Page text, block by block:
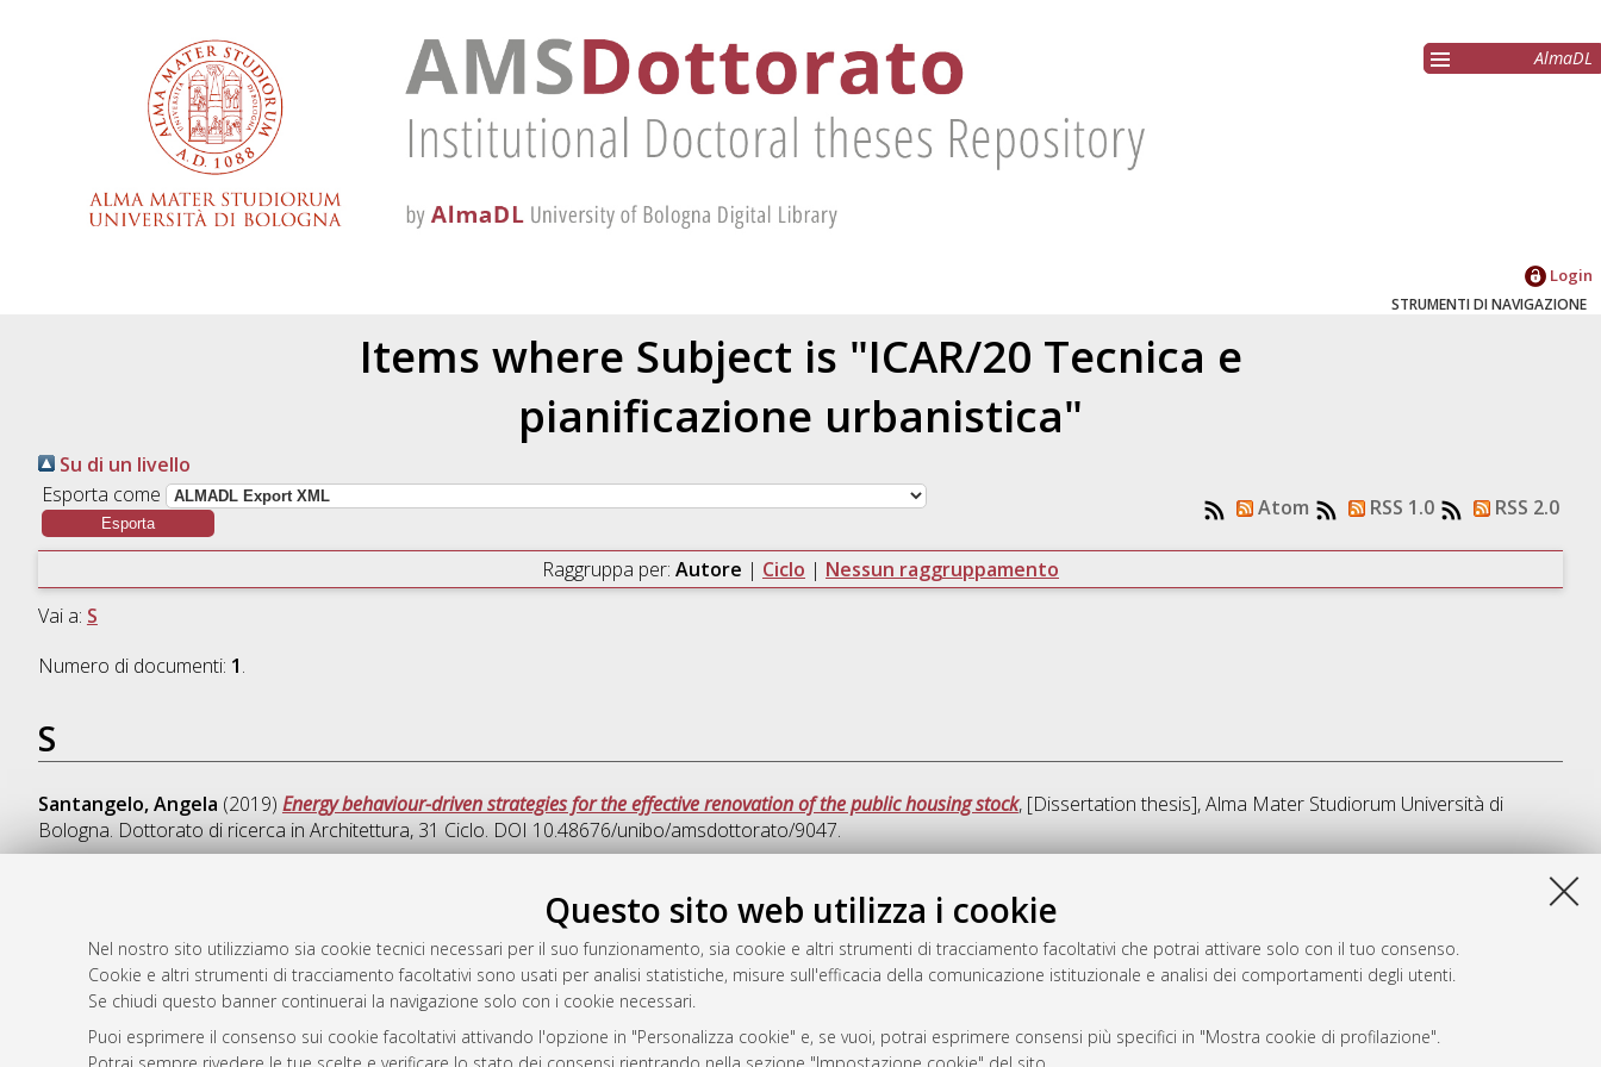
Questo sito web utilizza i cookie
Nel nostro sito utilizziamo sia cookie tecnici necessari per il suo funzionamento, sia cookie e altri strumenti di tracciamento facoltativi che potrai attivare solo con il tuo consenso.
Cookie e altri strumenti di tracciamento facoltativi sono usati per analisi statistiche, misure sull'efficacia della comunicazione istituzionale e analisi dei comportamenti degli utenti.
Se chiudi questo banner continuerai la navigazione solo con i cookie necessari.
Puoi esprimere il consenso sui cookie facoltativi attivando l'opzione in "Personalizza cookie" e, se vuoi, potrai esprimere consensi più specifici in "Mostra cookie di profilazione".
AlmaDL
Login
STRUMENTI DI NAVIGAZIONE
Items where Subject is "ICAR/20 Tecnica e
pianificazione urbanistica"
Su di un livello
Esporta come
Atom RSS 1.0 RSS 2.0
Raggruppa per: Autore | Ciclo | Nessun raggruppamento
Vai a: S
Numero di documenti: 1.
S
Santangelo, Angela (2019) Energy behaviour-driven strategies for the effective renovation of the public housing stock, [Dissertation thesis], Alma Mater Studiorum Università di
Bologna. Dottorato di ricerca in Architettura, 31 Ciclo. DOI 10.48676/unibo/amsdottorato/9047.
Fri Aug 7 20:32:46 2026 CEST.
Atom
Rss 1.0
Rss 2.0
AMS Dottorato
ISSN: 2038-7946
Servizio implementato e gestito da
Impostazioni Cookie